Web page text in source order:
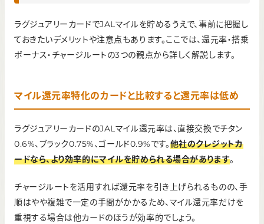
ラグジュアリーカードでJALマイルを貯めるうえで、事前に把握し
ておきたいデメリットや注意点もあります。ここでは、還元率・搭乗
ボーナス・チャージルートの3つの観点から詳しく解説します。
マイル還元率特化のカードと比較すると還元率は低め
ラグジュアリーカードのJALマイル還元率は、直接交換でチタン
0.6%、ブラック0.75%、ゴールド0.9%です。他社のクレジットカ
ードなら、より効率的にマイルを貯められる場合があります。
チャージルートを活用すれば還元率を引き上げられるものの、手
順はやや複雑で一定の手間がかかるため、マイル還元率だけを
重視する場合は他カードのほうが効率的でしょう。